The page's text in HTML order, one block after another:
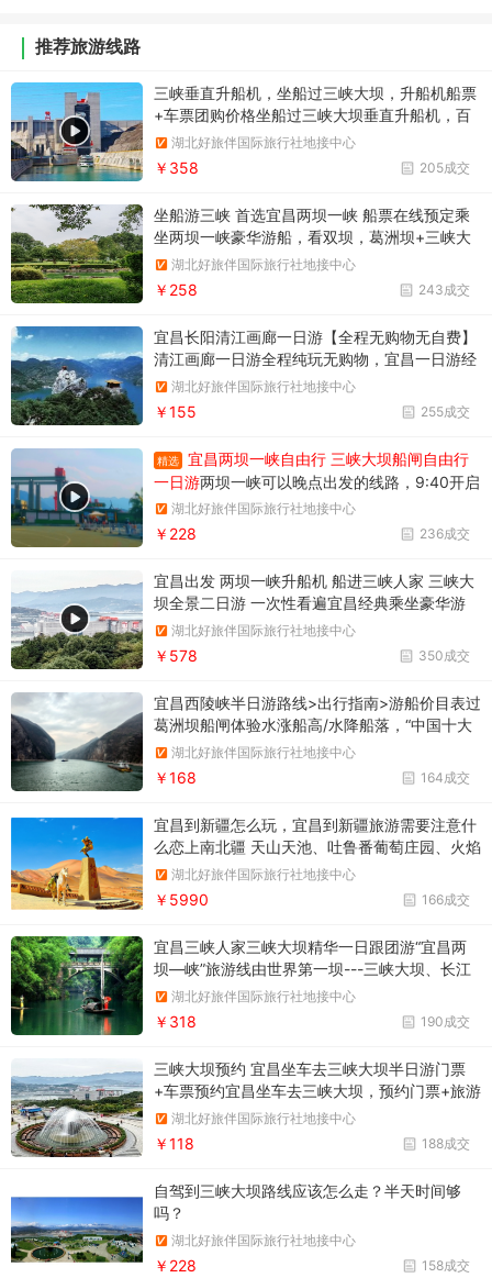
推荐旅游线路
三峡垂直升船机，坐船过三峡大坝，升船机船票
+车票团购价格坐船过三峡大坝垂直升船机，百
米升降，小船坐电梯，团购三峡大坝垂直升降机
船票+车票预定优惠价格
湖北好旅伴国际旅行社地接中心
205成交
￥358
坐船游三峡 首选宜昌两坝一峡 船票在线预定乘
坐两坝一峡豪华游船，看双坝，葛洲坝+三峡大
坝，船进三峡大坝一日游
湖北好旅伴国际旅行社地接中心
243成交
￥258
宜昌长阳清江画廊一日游【全程无购物无自费】
清江画廊一日游全程纯玩无购物，宜昌一日游经
典线路推荐，报名电话18986789364
湖北好旅伴国际旅行社地接中心
255成交
￥155
精选
宜昌两坝一峡自由行 三峡大坝船闸自由行
一日游两坝一峡可以晚点出发的线路，9:40开启
三峡之旅。两坝一峡游船过葛洲坝船闸
湖北好旅伴国际旅行社地接中心
236成交
￥228
宜昌出发 两坝一峡升船机 船进三峡人家 三峡大
坝全景二日游 一次性看遍宜昌经典乘坐豪华游
船，过葛洲坝+三峡大坝，游船直达三峡魅力人
家，近距离观三峡大坝，商旅必选打卡宜昌经典
湖北好旅伴国际旅行社地接中心
350成交
￥578
宜昌西陵峡半日游路线>出行指南>游船价目表过
葛洲坝船闸体验水涨船高/水降船落，“中国十大
风景名胜”之一
湖北好旅伴国际旅行社地接中心
164成交
￥168
宜昌到新疆怎么玩，宜昌到新疆旅游需要注意什
么恋上南北疆 天山天池、吐鲁番葡萄庄园、火焰
山、坎儿井、喀纳斯、禾木、怪石峪、伊犁、赛
里木湖、喀拉峻草原、巴音布鲁克、库尔勒、罗
湖北好旅伴国际旅行社地接中心
166成交
￥5990
宜昌三峡人家三峡大坝精华一日跟团游“宜昌两
坝—峡”旅游线由世界第一坝---三峡大坝、长江
第一坝---葛洲坝、国家首批5A景区“三峡大坝---
坛子岭”风景区、“三峡人家”石牌风景区、西陵画
廊风景区和绵延38公里的原汁原味西陵峡谷风光
湖北好旅伴国际旅行社地接中心
190成交
￥318
三峡大坝预约 宜昌坐车去三峡大坝半日游门票
+车票预约宜昌坐车去三峡大坝，预约门票+旅游
大巴车票，三峡大坝坐车半日游预约通道
湖北好旅伴国际旅行社地接中心
188成交
￥118
自驾到三峡大坝路线应该怎么走？半天时间够
吗？
湖北好旅伴国际旅行社地接中心
158成交
￥228